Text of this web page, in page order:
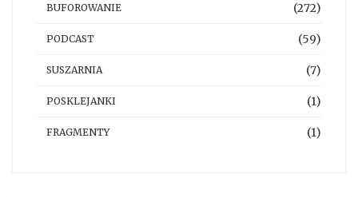
BUFOROWANIE (272)
PODCAST (59)
SUSZARNIA (7)
POSKLEJANKI (1)
FRAGMENTY (1)